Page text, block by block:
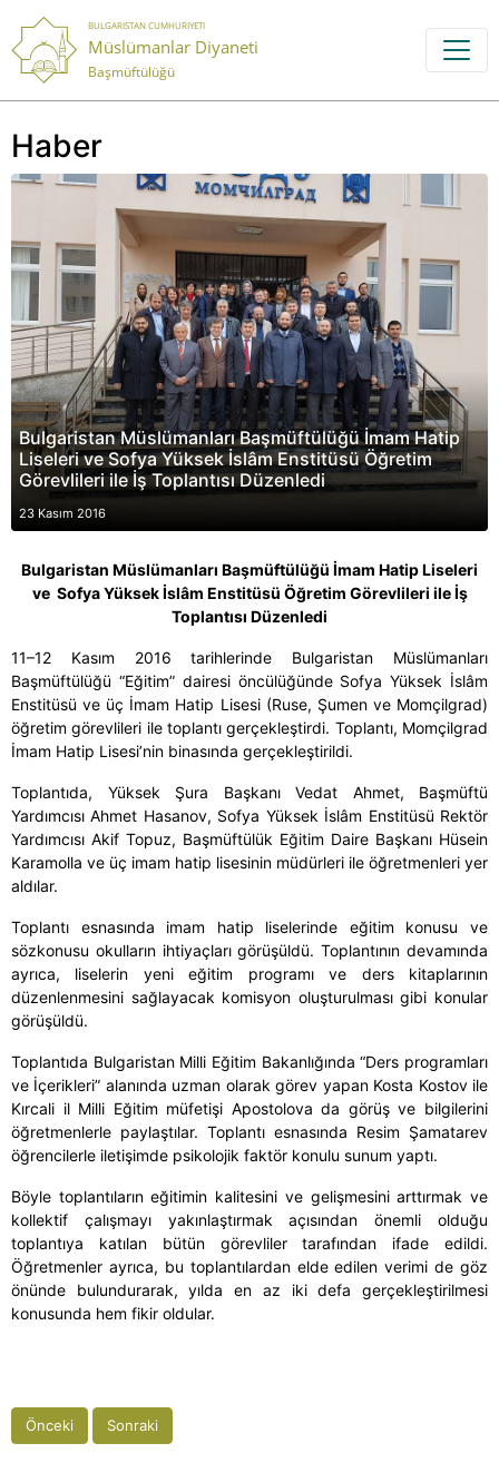
BULGARISTAN CUMHURIYETI
Müslümanlar Diyaneti
Başmüftülüğü
Haber
Bulgaristan Müslümanları Başmüftülüğü İmam Hatip
Liseleri ve Sofya Yüksek İslâm Enstitüsü Öğretim
Görevlileri ile İş Toplantısı Düzenledi
23 Kasım 2016
Bulgaristan Müslümanları Başmüftülüğü İmam Hatip Liseleri
ve Sofya Yüksek İslâm Enstitüsü Öğretim Görevlileri ile İş
Toplantısı Düzenledi
11–12 Kasım 2016 tarihlerinde Bulgaristan Müslümanları
Başmüftülüğü “Eğitim” dairesi öncülüğünde Sofya Yüksek İslâm
Enstitüsü ve üç İmam Hatip Lisesi (Ruse, Şumen ve Momçilgrad)
öğretim görevlileri ile toplantı gerçekleştirdi. Toplantı, Momçilgrad
İmam Hatip Lisesi’nin binasında gerçekleştirildi.
Toplantıda, Yüksek Şura Başkanı Vedat Ahmet, Başmüftü
Yardımcısı Ahmet Hasanov, Sofya Yüksek İslâm Enstitüsü Rektör
Yardımcısı Akif Topuz, Başmüftülük Eğitim Daire Başkanı Hüsein
Karamolla ve üç imam hatip lisesinin müdürleri ile öğretmenleri yer
aldılar.
Toplantı esnasında imam hatip liselerinde eğitim konusu ve
sözkonusu okulların ihtiyaçları görüşüldü. Toplantının devamında
ayrıca, liselerin yeni eğitim programı ve ders kitaplarının
düzenlenmesini sağlayacak komisyon oluşturulması gibi konular
görüşüldü.
Toplantıda Bulgaristan Milli Eğitim Bakanlığında “Ders programları
ve İçerikleri” alanında uzman olarak görev yapan Kosta Kostov ile
Kırcali il Milli Eğitim müfetişi Apostolova da görüş ve bilgilerini
öğretmenlerle paylaştılar. Toplantı esnasında Resim Şamatarev
öğrencilerle iletişimde psikolojik faktör konulu sunum yaptı.
Böyle toplantıların eğitimin kalitesini ve gelişmesini arttırmak ve
kollektif çalışmayı yakınlaştırmak açısından önemli olduğu
toplantıya katılan bütün görevliler tarafından ifade edildi.
Öğretmenler ayrıca, bu toplantılardan elde edilen verimi de göz
önünde bulundurarak, yılda en az iki defa gerçekleştirilmesi
konusunda hem fikir oldular.
Önceki Sonraki